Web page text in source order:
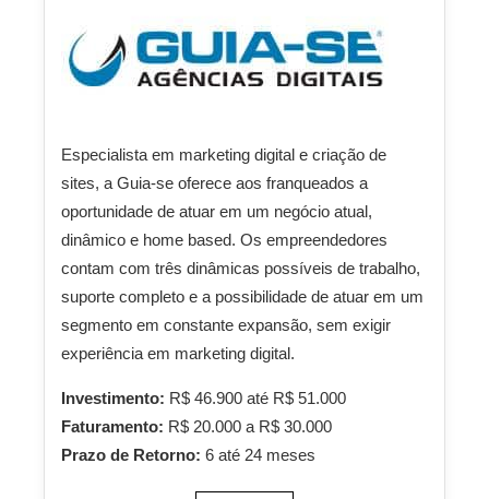
Especialista em marketing digital e criação de
sites, a Guia-se oferece aos franqueados a
oportunidade de atuar em um negócio atual,
dinâmico e home based. Os empreendedores
contam com três dinâmicas possíveis de trabalho,
suporte completo e a possibilidade de atuar em um
segmento em constante expansão, sem exigir
experiência em marketing digital.
Investimento: R$ 46.900 até R$ 51.000
Faturamento: R$ 20.000 a R$ 30.000
Prazo de Retorno: 6 até 24 meses